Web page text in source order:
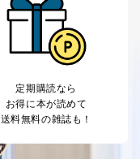
定期購読なら
お得に本が読めて
送料無料の雑誌も！